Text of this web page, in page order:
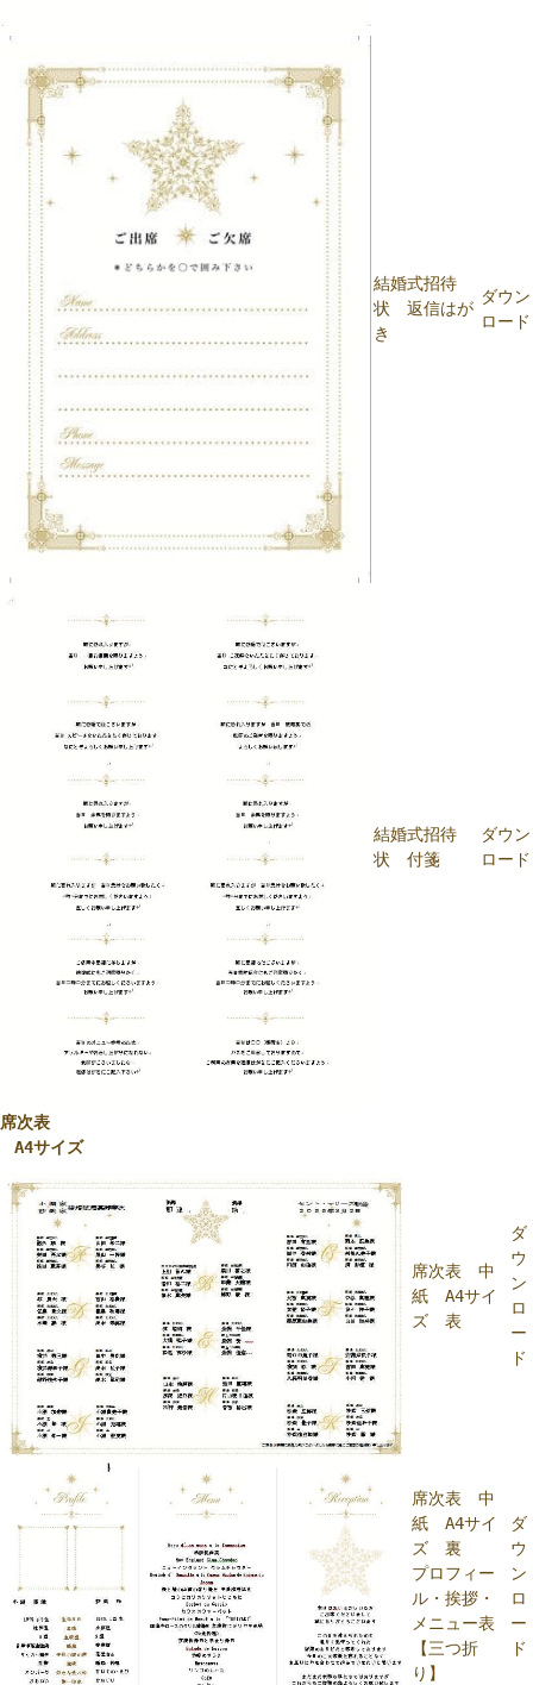
結婚式招待
状 返信はが
き
ダウン
ロード
結婚式招待
状 付箋
ダウン
ロード
席次表
A4サイズ
席次表 中
紙 A4サイ
ズ 表
ダ
ウ
ン
ロ
ー
ド
席次表 中
紙 A4サイ
ズ 裏
プロフィー
ル・挨拶・
メニュー表
【三つ折
り】
ダ
ウ
ン
ロ
ー
ド